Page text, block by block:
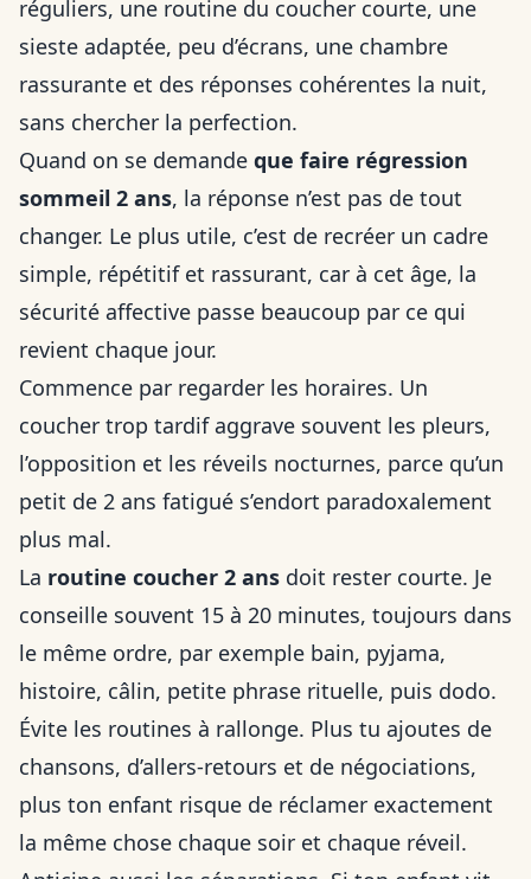
réguliers, une routine du coucher courte, une
sieste adaptée, peu d’écrans, une chambre
rassurante et des réponses cohérentes la nuit,
sans chercher la perfection.
Quand on se demande que faire régression
sommeil 2 ans, la réponse n’est pas de tout
changer. Le plus utile, c’est de recréer un cadre
simple, répétitif et rassurant, car à cet âge, la
sécurité affective passe beaucoup par ce qui
revient chaque jour.
Commence par regarder les horaires. Un
coucher trop tardif aggrave souvent les pleurs,
l’opposition et les réveils nocturnes, parce qu’un
petit de 2 ans fatigué s’endort paradoxalement
plus mal.
La routine coucher 2 ans doit rester courte. Je
conseille souvent 15 à 20 minutes, toujours dans
le même ordre, par exemple bain, pyjama,
histoire, câlin, petite phrase rituelle, puis dodo.
Évite les routines à rallonge. Plus tu ajoutes de
chansons, d’allers-retours et de négociations,
plus ton enfant risque de réclamer exactement
la même chose chaque soir et chaque réveil.